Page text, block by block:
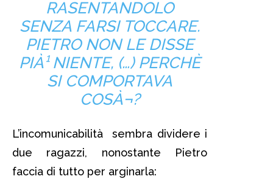
RASENTANDOLO
SENZA FARSI TOCCARE.
PIETRO NON LE DISSE
PIÀ¹ NIENTE, (…) PERCHÈ
SI COMPORTAVA
COSÀ¬?
L’incomunicabilità sembra dividere i
due ragazzi, nonostante Pietro
faccia di tutto per arginarla: